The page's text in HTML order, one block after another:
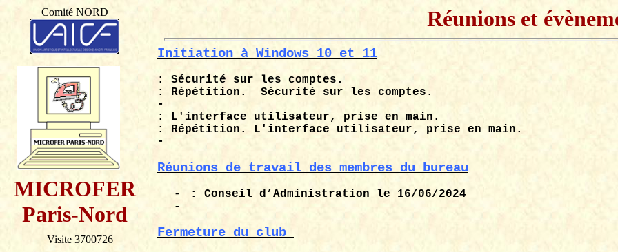
Comité NORD
MICROFER
Paris-Nord
Visite 3700726
Réunions et
Initiation à Windows 10 et 11
: Sécurité sur les comptes.
: Répétition.
Sécurité sur les comptes.
-
: L'interface utilisateur, prise en main.
: Répétition. L'interface utilisateur, prise en main.
-
Réunions de travail des membres du bureau
-
: Conseil d’Administration le 16/06/2024
-
Fermeture du club